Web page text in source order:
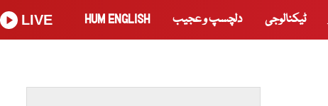
ٹیکنالوجی دلچسپ و عجیب HUM ENGLISH
LIVE